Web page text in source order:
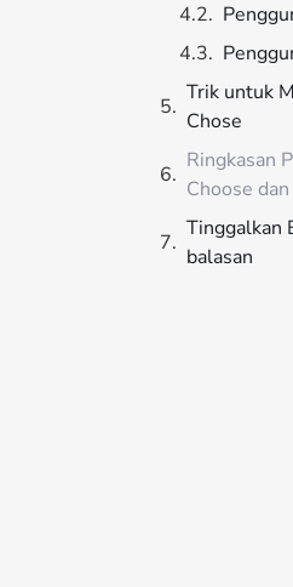
Trik untuk
Chose
Ringkasan
Choose
Tinggalkan
balasan